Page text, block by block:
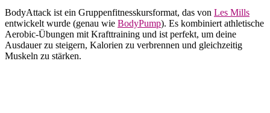
BodyAttack ist ein Gruppenfitnesskursformat, das von Les Mills
entwickelt wurde (genau wie BodyPump). Es kombiniert athletische
Aerobic-Übungen mit Krafttraining und ist perfekt, um deine
Ausdauer zu steigern, Kalorien zu verbrennen und gleichzeitig
Muskeln zu stärken.